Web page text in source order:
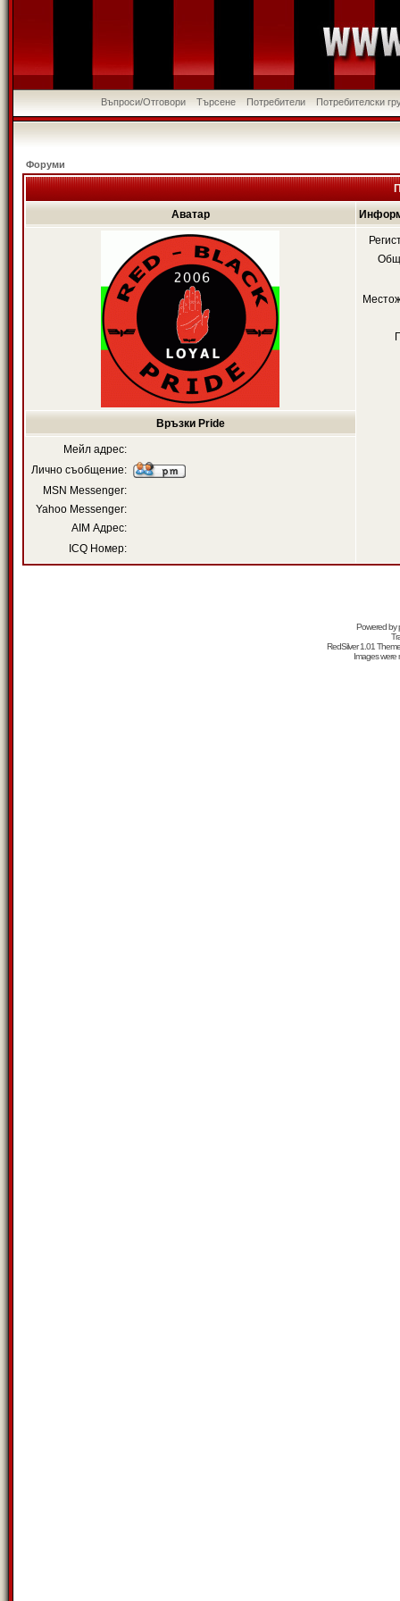
Въпроси/Отговори Търсене Потребители Потребителски
Форуми
Аватар
Връзки Pride
Мейл адрес:
Лично съобщение:
MSN Messenger:
Yahoo Messenger:
AIM Адрес:
ICQ Номер:
Powered by
RedSilver 1.01
Images were